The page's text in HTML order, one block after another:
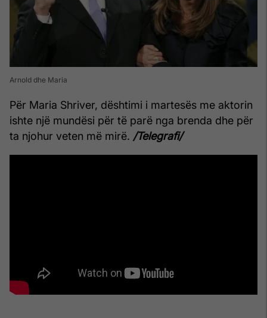
Arnold dhe Maria
Për Maria Shriver, dështimi i martesës me aktorin
ishte një mundësi për të parë nga brenda dhe për
ta njohur veten më mirë. /Telegrafi/